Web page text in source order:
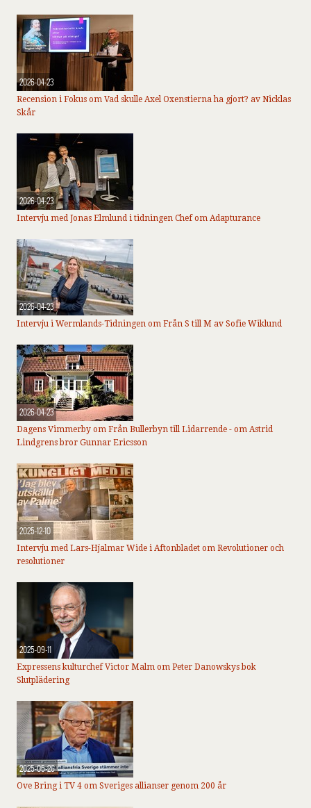
2026-04-23
Recension i Fokus om Vad skulle Axel Oxenstierna ha gjort? av Nicklas
Skår
2026-04-23
Intervju med Jonas Elmlund i tidningen Chef om Adapturance
2026-04-23
Intervju i Wermlands-Tidningen om Från S till M av Sofie Wiklund
2026-04-23
Dagens Vimmerby om Från Bullerbyn till Lidarrende - om Astrid
Lindgrens bror Gunnar Ericsson
2025-12-10
Intervju med Lars-Hjalmar Wide i Aftonbladet om Revolutioner och
resolutioner
2025-09-11
Expressens kulturchef Victor Malm om Peter Danowskys bok
Slutplädering
2025-05-26
Ove Bring i TV 4 om Sveriges allianser genom 200 år